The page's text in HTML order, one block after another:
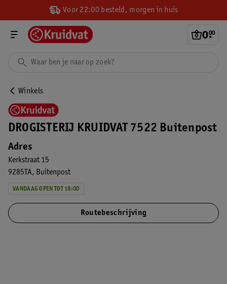
Voor 22:00 besteld, morgen in huis
0.
00
Winkels
DROGISTERIJ KRUIDVAT 7522 Buitenpost
Adres
Kerkstraat 15
9285TA
Buitenpost
VANDAAG OPEN TOT 18:00
Routebeschrijving